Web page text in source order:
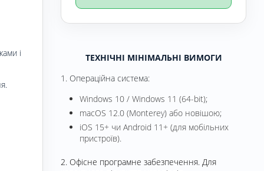
і
ТЕХНІЧНІ МІНІМАЛЬНІ ВИМОГИ
1. Операційна система:
Windows 10 / Windows 11 (64-bit);
macOS 12.0 (Monterey) або новішою;
iOS 15+ чи Android 11+ (для мобільних
пристроїв).
2. Офісне програмне забезпечення. Для